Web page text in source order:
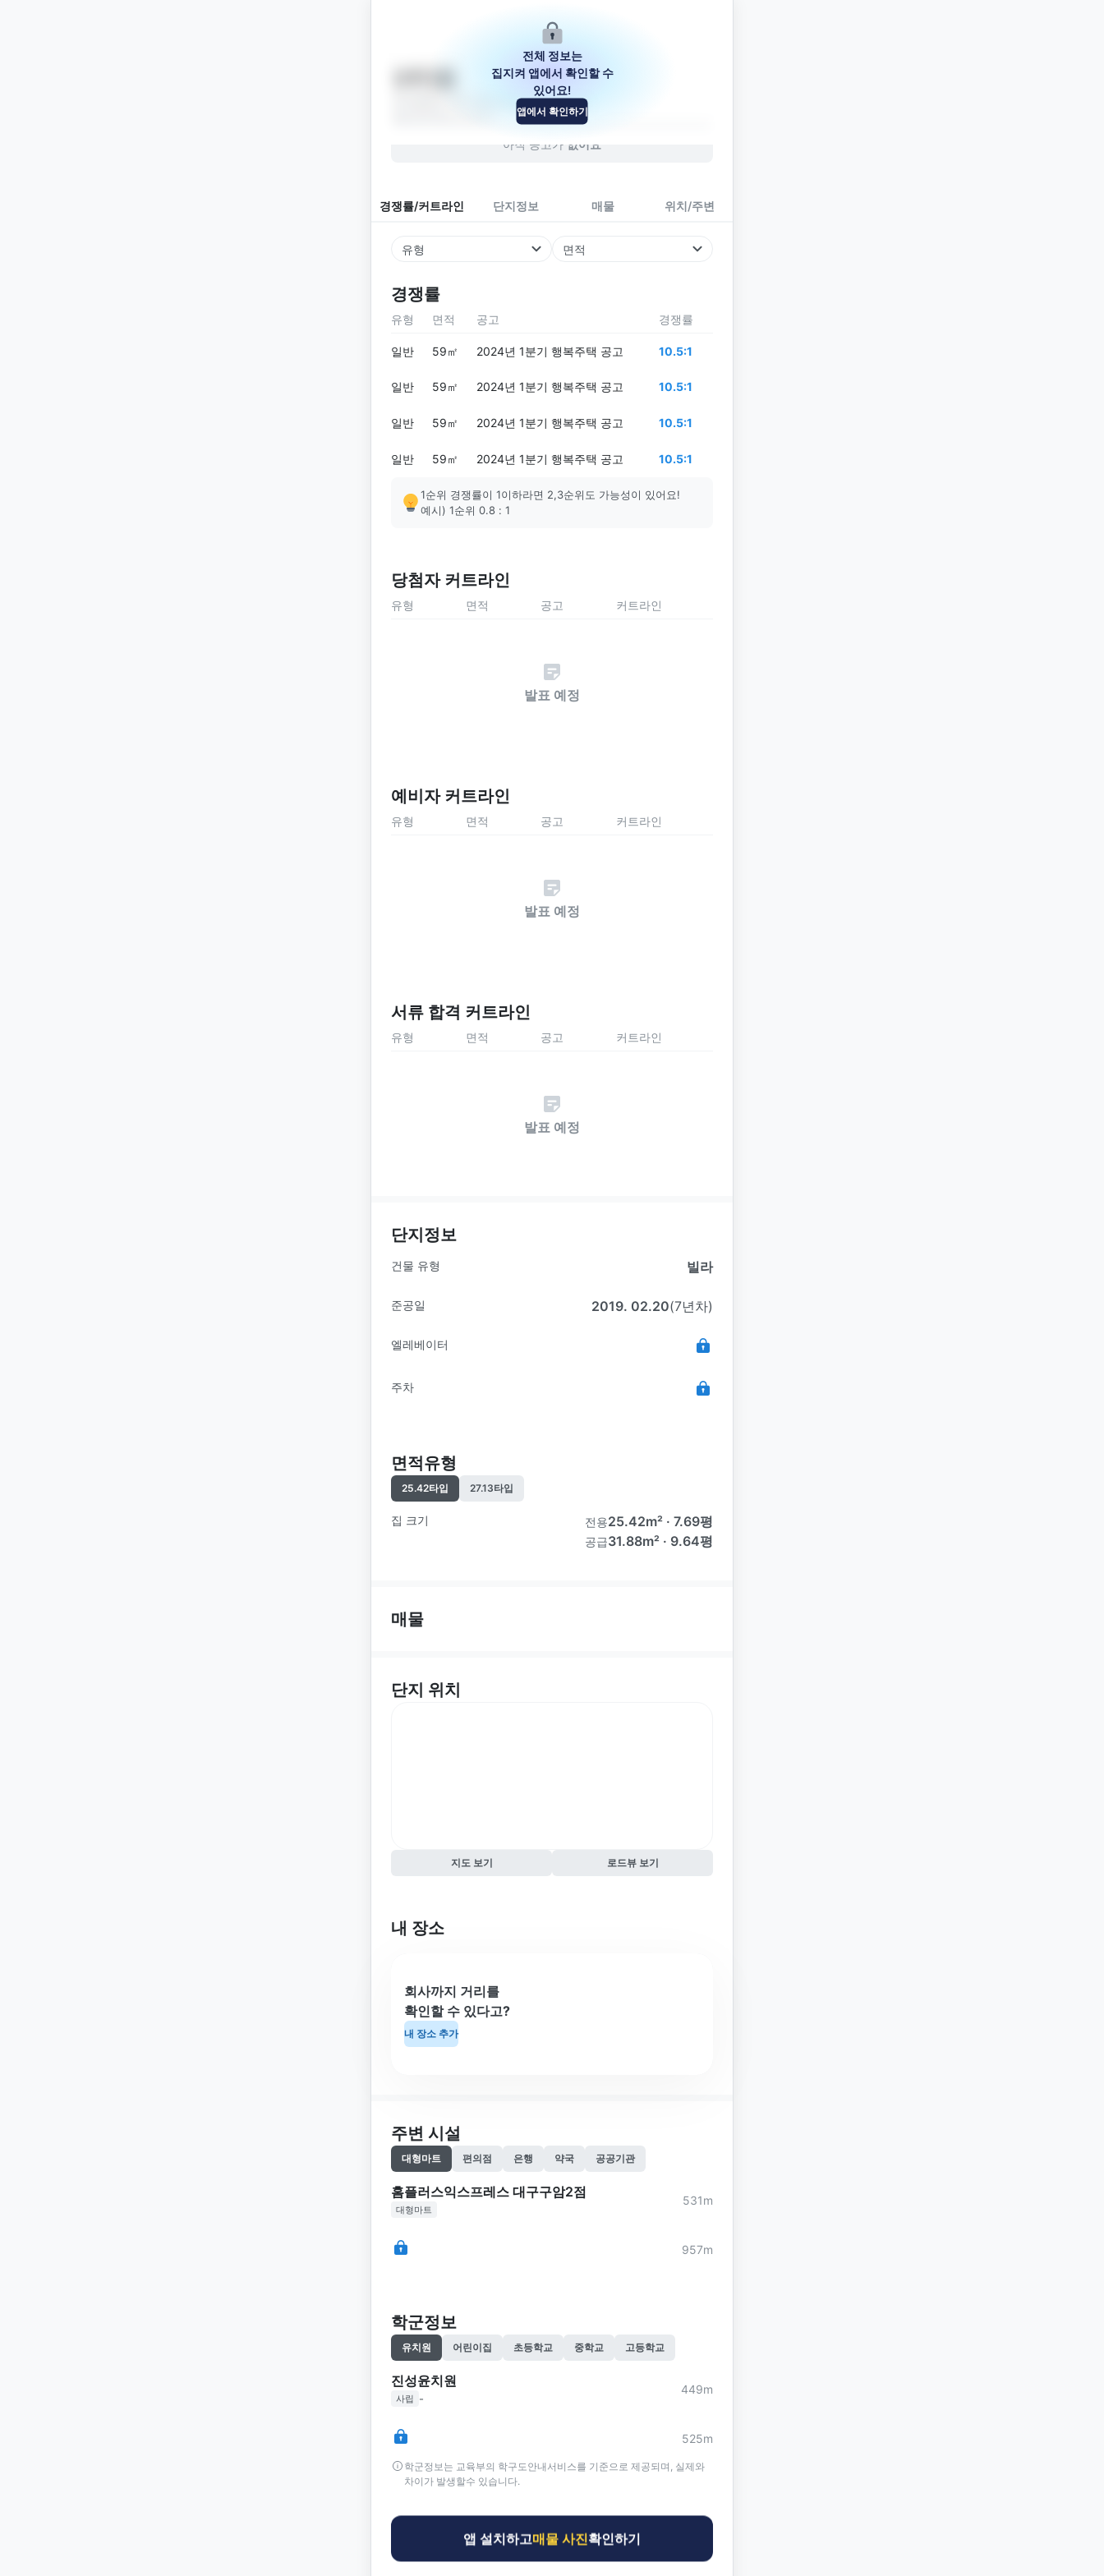
대구광역시 북구 팔거천동로4길 36-12
아직 공고가 없어요
경쟁률/커트라인 단지정보 매물 위치/주변
유형 면적
경쟁률
전체 정보는
집지켜 앱에서 확인할 수
있어요!
앱에서 확인하기
유형 면적 공고 경쟁률
일반 59㎡ 2024년 1분기 행복주택 공고 10.5:1
일반 59㎡ 2024년 1분기 행복주택 공고 10.5:1
일반 59㎡ 2024년 1분기 행복주택 공고 10.5:1
일반 59㎡ 2024년 1분기 행복주택 공고 10.5:1
1순위 경쟁률이 1이하라면 2,3순위도 가능성이 있어요!
예시) 1순위 0.8 : 1
당첨자 커트라인
유형 면적 공고 커트라인
발표 예정
예비자 커트라인
유형 면적 공고 커트라인
발표 예정
서류 합격 커트라인
유형 면적 공고 커트라인
발표 예정
단지정보
건물 유형 빌라
준공일 2019. 02.20(7년차)
엘레베이터
주차
면적유형
25.42타입 27.13타입
집 크기 전용25.42m² · 7.69평
공급31.88m² · 9.64평
매물
단지 위치
지도 보기 로드뷰 보기
내 장소
회사까지 거리를
확인할 수 있다고?
내 장소 추가
주변 시설
대형마트 편의점 은행 약국 공공기관
홈플러스익스프레스 대구구암2점
대형마트
531m
957m
학군정보
유치원 어린이집 초등학교 중학교 고등학교
진성윤치원
사립 -
449m
525m
학군정보는 교육부의 학구도안내서비스를 기준으로 제공되며, 실제와
차이가 발생할수 있습니다.
앱 설치하고매물 사진확인하기